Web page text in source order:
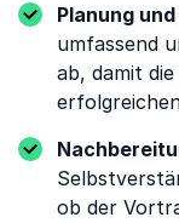
Planung
umfassend
ab, damit
ob der